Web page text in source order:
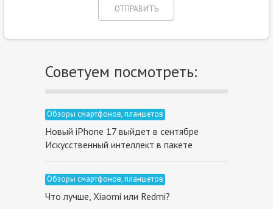
Советуем посмотреть:
Обзоры смартфонов, планшетов
Новый iPhone 17 выйдет в сентябре
Искусственный интеллект в пакете
Обзоры смартфонов, планшетов
Что лучше, Xiaomi или Redmi?